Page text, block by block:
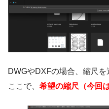
DWGやDXFの場合、縮尺を
ここで、 希望の縮尺（今回